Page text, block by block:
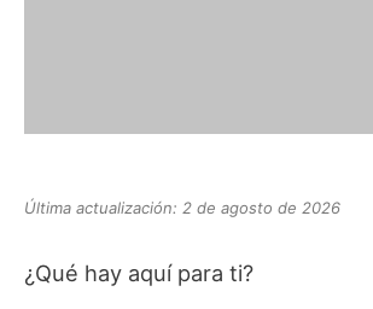
Última actualización: 2 de agosto de 2026
¿Qué hay aquí para ti?